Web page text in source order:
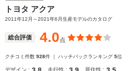
トヨタ アクア
2011年12月～2021年6月生産モデルのカタログ
総合評価 4.0点
クチコミ件数 928件 ｜ ハッチバックランキング 5位
デザイン : 走行性 : 居住性 :